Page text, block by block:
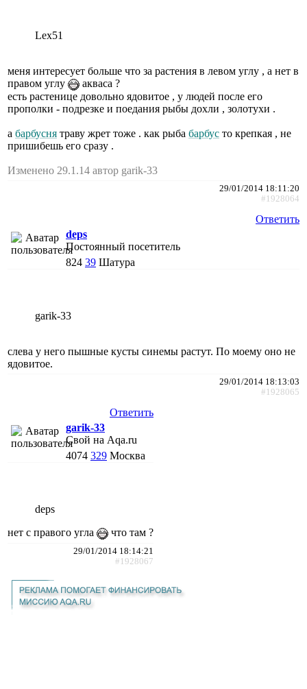
Lex51
меня интересует больше что за растения в левом углу , а нет в
правом углу
акваса ?
есть растенице довольно ядовитое , у людей после его
прополки - подрезке и поедания рыбы дохли , золотухи .
а барбусня траву жрет тоже . как рыба барбус то крепкая , не
пришибешь его сразу .
Изменено 29.1.14 автор garik-33
29/01/2014 18:11:20
#1928064
Ответить
deps
Постоянный посетитель
824 39 Шатура
garik-33
слева у него пышные кусты синемы растут. По моему оно не
ядовитое.
29/01/2014 18:13:03
#1928065
Ответить
garik-33
Свой на Aqa.ru
4074 329 Москва
deps
нет с правого угла
что там ?
29/01/2014 18:14:21
#1928067